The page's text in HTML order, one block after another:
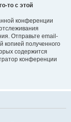
то с этой
конференции
Отправьте email-
копией полученного
содержится
конференции